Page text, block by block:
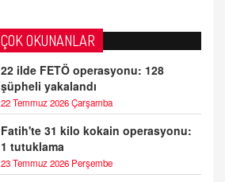
ÇOK OKUNANLAR
22 ilde FETÖ operasyonu: 128
şüpheli yakalandı
22 Temmuz 2026 Çarşamba
Fatih'te 31 kilo kokain operasyonu:
1 tutuklama
23 Temmuz 2026 Perşembe